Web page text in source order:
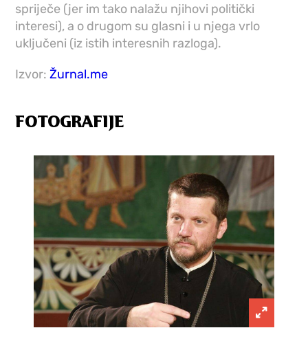
spriječe (jer im tako nalažu njihovi politički
interesi), a o drugom su glasni i u njega vrlo
uključeni (iz istih interesnih razloga).
Izvor:Žurnal.me
FOTOGRAFIJE